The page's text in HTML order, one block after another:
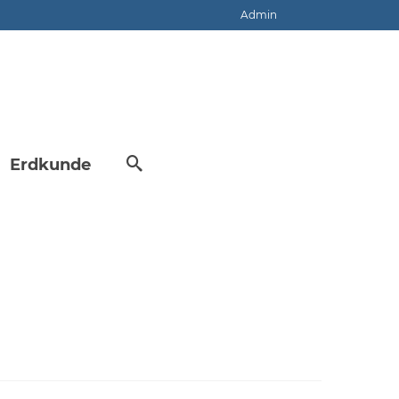
Admin
Erdkunde